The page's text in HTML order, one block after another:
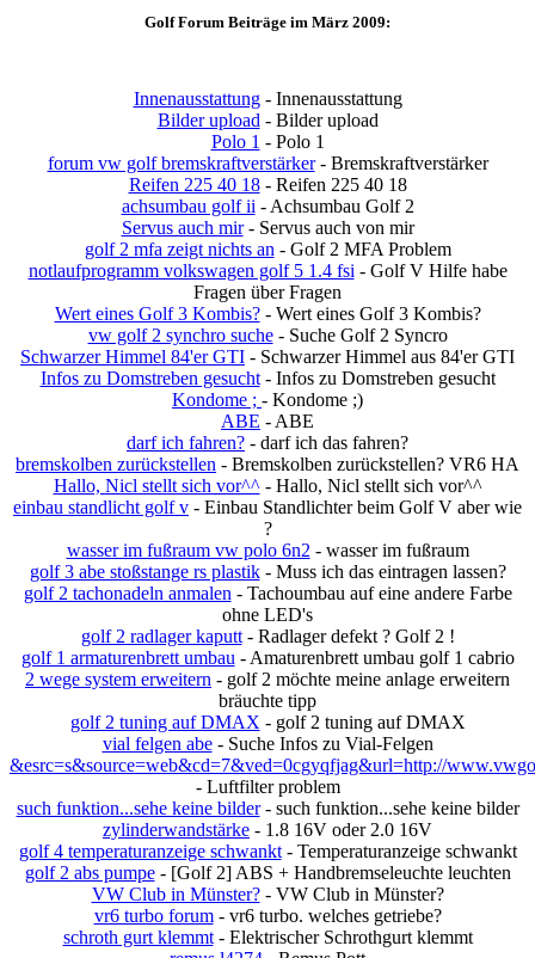
Golf Forum Beiträge im März 2009:
Innenausstattung- Innenausstattung
Bilder upload - Bilder upload
Polo 1 - Polo 1
forum vw golf bremskraftverstärker- Bremskraftverstärker
Reifen 225 40 18- Reifen 225 40 18
achsumbau golf ii - Achsumbau Golf 2
Servus auch mir- Servus auch von mir
golf 2 mfa zeigt nichts an - Golf 2 MFA Problem
notlaufprogramm volkswagen golf 5 1.4 fsi - Golf V Hilfe habe
Fragen über Fragen
Wert eines Golf 3 Kombis?- Wert eines Golf 3 Kombis?
vw golf 2 synchro suche- Suche Golf 2 Syncro
Schwarzer Himmel 84'er GTI - Schwarzer Himmel aus 84'er GTI
Infos zu Domstreben gesucht- Infos zu Domstreben gesucht
Kondome ; - Kondome ;)
ABE - ABE
darf ich fahren? - darf ich das fahren?
bremskolben zurückstellen - Bremskolben zurückstellen? VR6 HA
Hallo, Nicl stellt sich vor^^- Hallo, Nicl stellt sich vor^^
einbau standlicht golf v - Einbau Standlichter beim Golf V aber wie
?
wasser im fußraum vw polo 6n2 - wasser im fußraum
golf 3 abe stoßstange rs plastik- Muss ich das eintragen lassen?
golf 2 tachonadeln anmalen - Tachoumbau auf eine andere Farbe
ohne LED's
golf 2 radlager kaputt- Radlager defekt ? Golf 2 !
golf 1 armaturenbrett umbau - Amaturenbrett umbau golf 1 cabrio
2 wege system erweitern - golf 2 möchte meine anlage erweitern
bräuchte tipp
golf 2 tuning auf DMAX - golf 2 tuning auf DMAX
vial felgen abe- Suche Infos zu Vial-Felgen
&esrc=s&source=web&cd=7&ved=0cgyqfjag&url=http://
- Luftfilter problem
such funktion...sehe keine bilder- such funktion...sehe keine bilder
zylinderwandstärke - 1.8 16V oder 2.0 16V
golf 4 temperaturanzeige schwankt- Temperaturanzeige schwankt
golf 2 abs pumpe- [Golf 2] ABS + Handbremseleuchte leuchten
VW Club in Münster?- VW Club in Münster?
vr6 turbo forum- vr6 turbo. welches getriebe?
schroth gurt klemmt- Elektrischer Schrothgurt klemmt